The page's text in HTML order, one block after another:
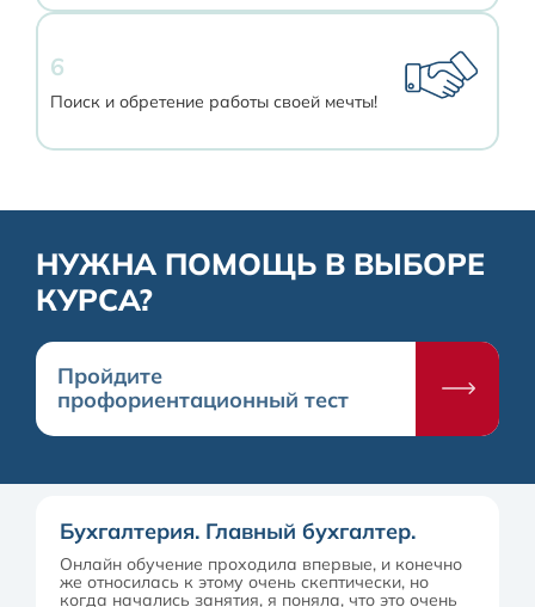
6
Поиск и обретение работы своей мечты!
НУЖНА ПОМОЩЬ В ВЫБОРЕ
КУРСА?
Пройдите
профориентационный тест
Бухгалтерия. Главный бухгалтер.
Онлайн обучение проходила впервые, и конечно
же относилась к этому очень скептически, но
когда начались занятия, я поняла, что это очень